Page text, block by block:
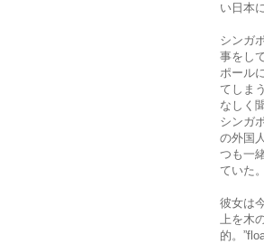
い日本
シンガ
事をし
ポール
てしま
なしく
シンガ
の外国
つも一
ていた。
彼女は
上を木
的。